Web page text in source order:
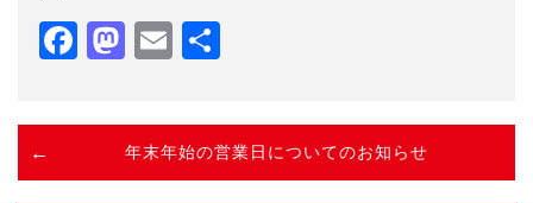
Facebook
Mastodon
Email
年末年始の営業日についてのお知らせ